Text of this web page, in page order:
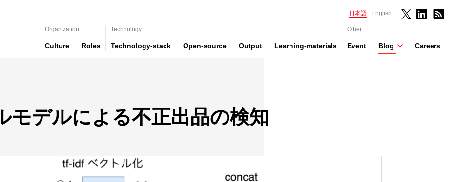
日本語 English
Organization
Culture Roles
Technology
Technology-stack Open-source Output Learning-materials
Other
Event Blog Careers
モデルによる不正出品の検知